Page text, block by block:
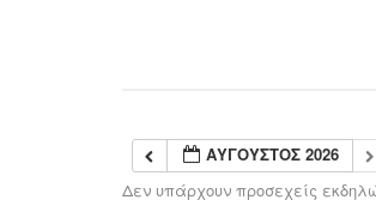
ΑΎΓΟΥΣΤΟΣ 2026
Δεν υπάρχουν προσεχείς